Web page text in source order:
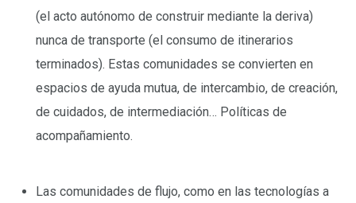
(el acto autónomo de construir mediante la deriva)
nunca de transporte (el consumo de itinerarios
terminados). Estas comunidades se convierten en
espacios de ayuda mutua, de intercambio, de creación,
de cuidados, de intermediación… Políticas de
acompañamiento.
Las comunidades de flujo, como en las tecnologías a